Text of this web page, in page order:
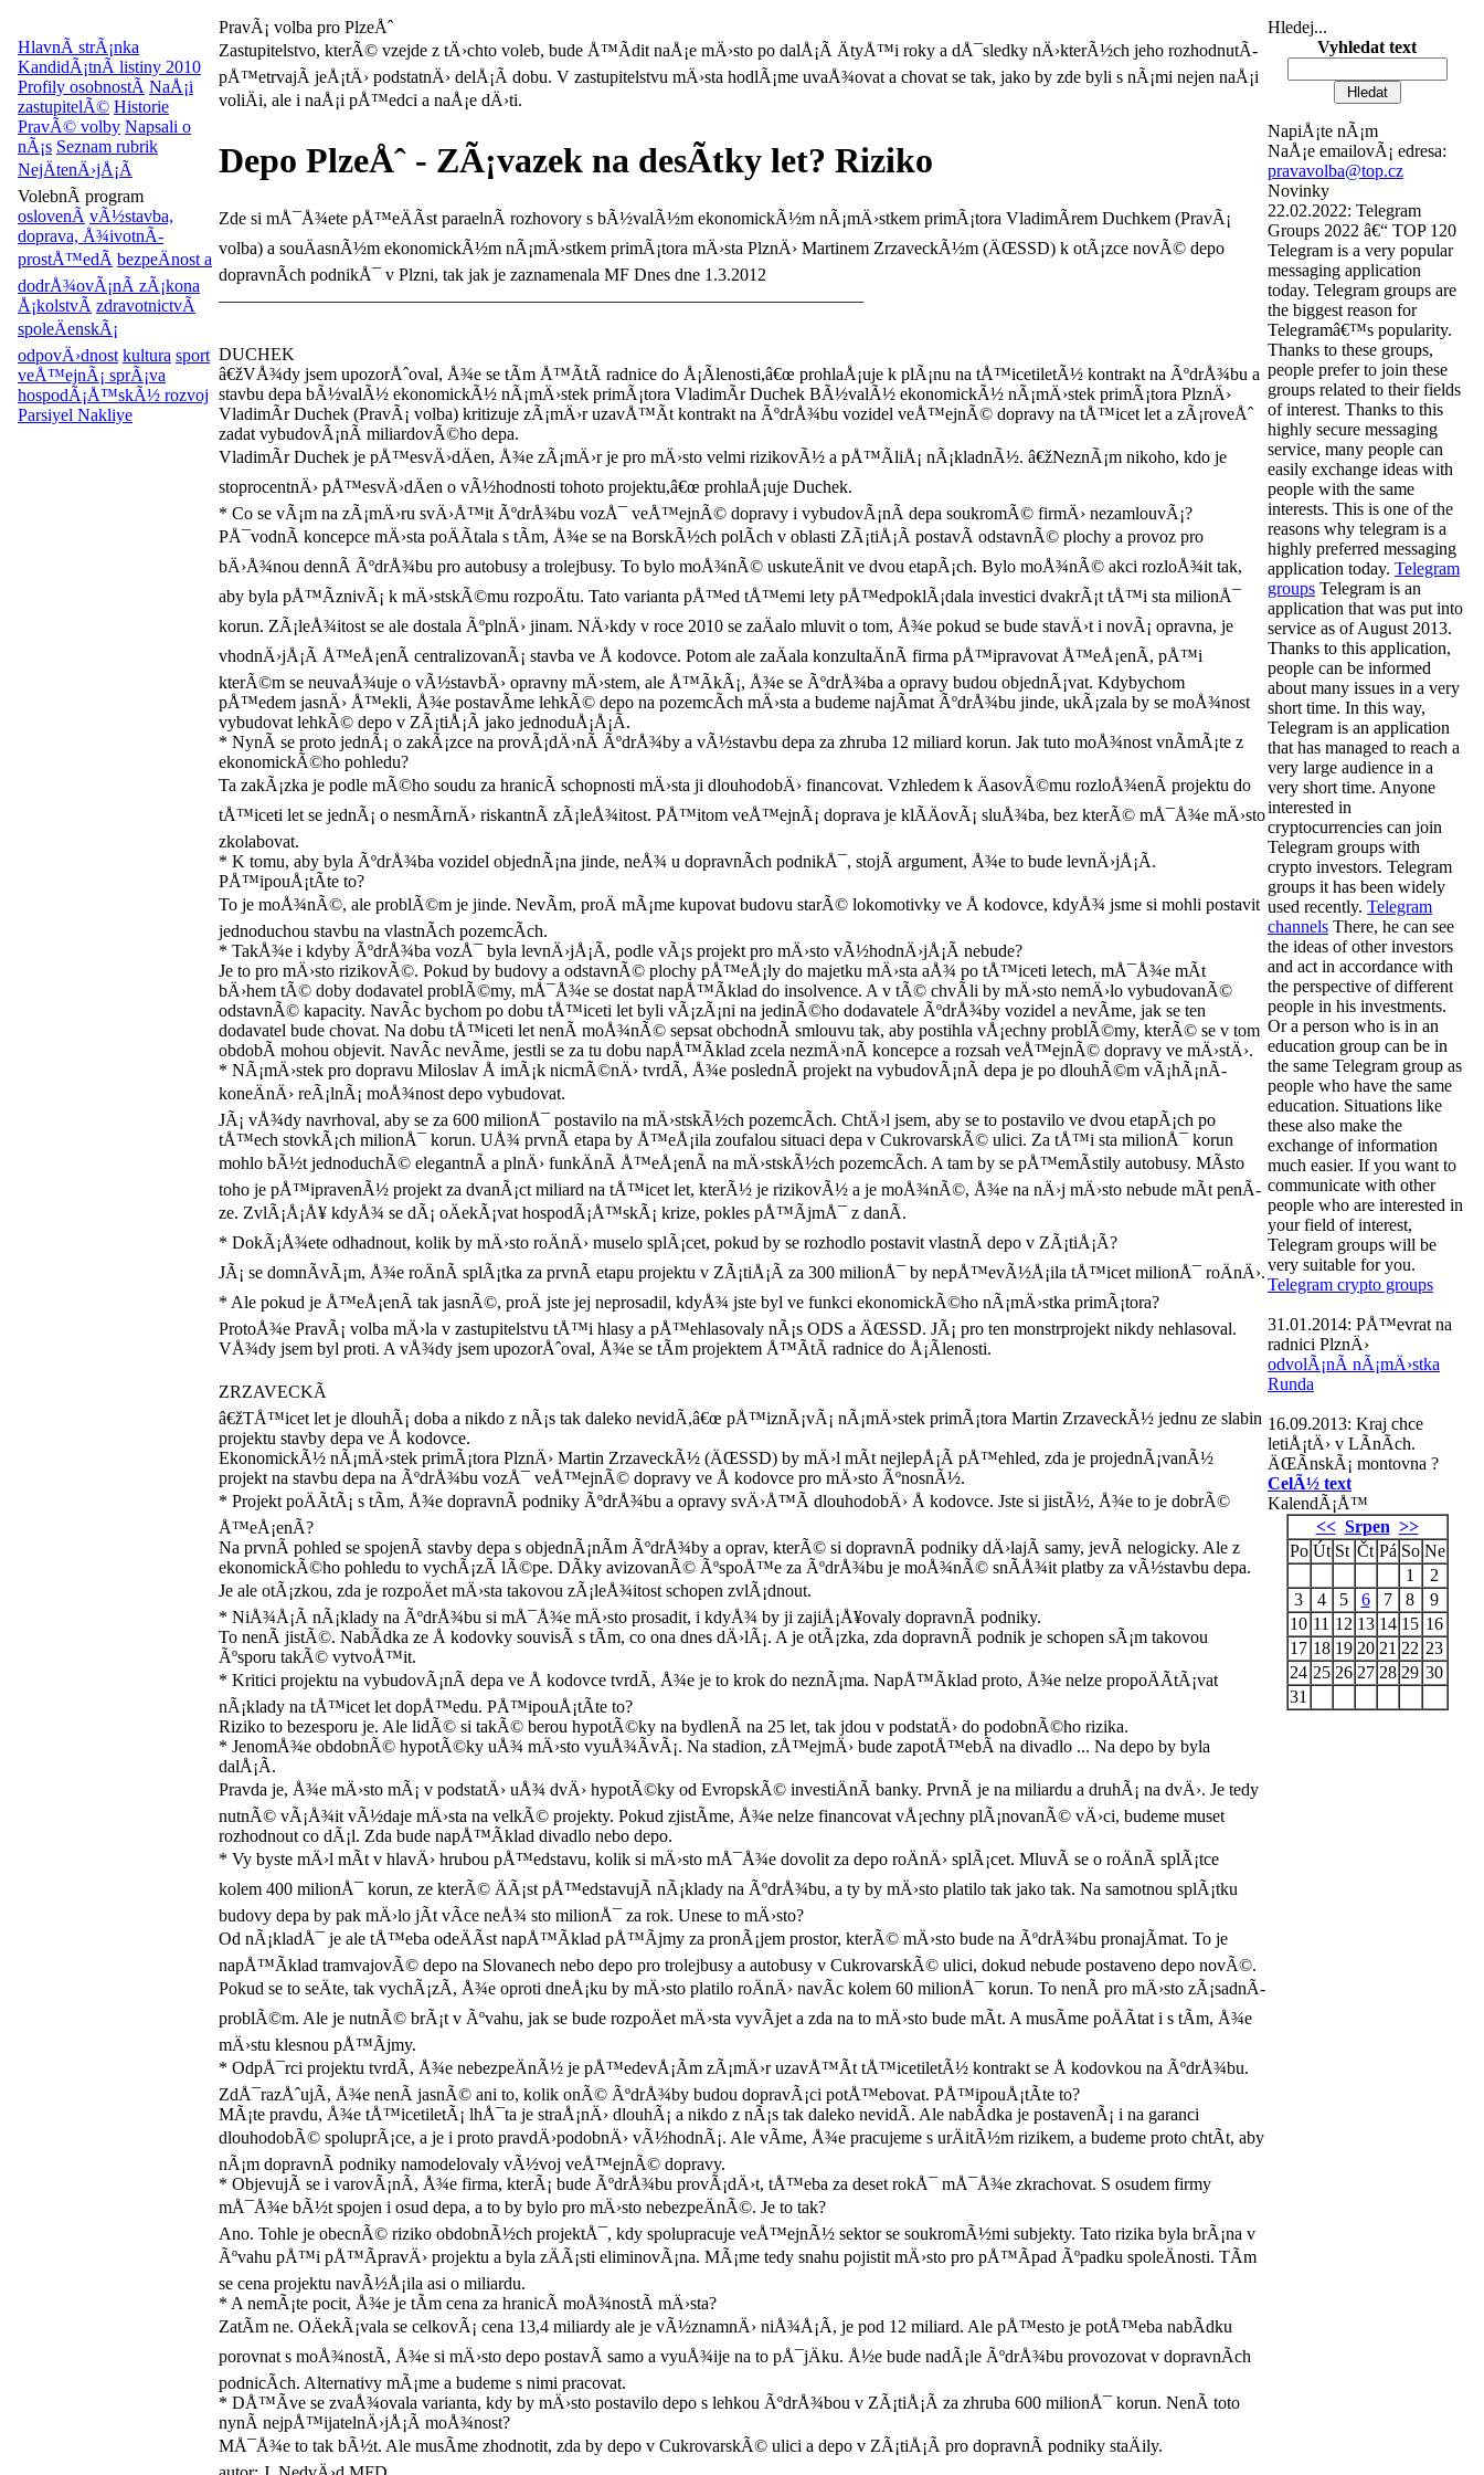
HlavnÃ­ strÃ¡nka
KandidÃ¡tnÃ­ listiny 2010
Profily osobnostÃ­ NaÅ¡i
zastupitelÃ© Historie
PravÃ© volby Napsali o
nÃ¡s Seznam rubrik
NejÄtenÄ›jÅ¡Ã­
VolebnÃ­ program
oslovenÃ­ vÃ½stavba,
doprava, Å¾ivotnÃ­
prostÅ™edÃ­ bezpeÄnost a
dodrÅ¾ovÃ¡nÃ­ zÃ¡kona
Å¡kolstvÃ­ zdravotnictvÃ­
spoleÄenskÃ¡
odpovÄ›dnost kultura sport
veÅ™ejnÃ¡ sprÃ¡va
hospodÃ¡Å™skÃ½ rozvoj
Parsiyel Nakliye
PravÃ¡ volba pro PlzeÅˆ
Zastupitelstvo, kterÃ© vzejde z tÄ›chto voleb, bude Å™Ã­dit naÅ¡e mÄ›sto po dalÅ¡Ã­ ÄtyÅ™i roky a dÅ¯sledky nÄ›kterÃ½ch jeho rozhodnutÃ­
pÅ™etrvajÃ­ jeÅ¡tÄ› podstatnÄ› delÅ¡Ã­ dobu. V zastupitelstvu mÄ›sta hodlÃ¡me uvaÅ¾ovat a chovat se tak, jako by zde byli s nÃ¡mi nejen naÅ¡i
voliÄi, ale i naÅ¡i pÅ™edci a naÅ¡e dÄ›ti.
Depo PlzeÅˆ - ZÃ¡vazek na desÃ­tky let? Riziko
Zde si mÅ¯Å¾ete pÅ™eÄÃ­st paraelnÃ­ rozhovory s bÃ½valÃ½m ekonomickÃ½m nÃ¡mÄ›stkem primÃ¡tora VladimÃ­rem Duchkem (PravÃ¡
volba) a souÄasnÃ½m ekonomickÃ½m nÃ¡mÄ›stkem primÃ¡tora mÄ›sta PlznÄ› Martinem ZrzaveckÃ½m (ÄŒSSD) k otÃ¡zce novÃ© depo
dopravnÃ­ch podnikÅ¯ v Plzni, tak jak je zaznamenala MF Dnes dne 1.3.2012
DUCHEK
â€žVÅ¾dy jsem upozorÅˆoval, Å¾e se tÃ­m Å™Ã­tÃ­ radnice do Å¡Ã­lenosti,â€œ prohlaÅ¡uje k plÃ¡nu na tÅ™icetiletÃ½ kontrakt na ÃºdrÅ¾bu a
stavbu depa bÃ½valÃ½ ekonomickÃ½ nÃ¡mÄ›stek primÃ¡tora VladimÃ­r Duchek BÃ½valÃ½ ekonomickÃ½ nÃ¡mÄ›stek primÃ¡tora PlznÄ›
VladimÃ­r Duchek (PravÃ¡ volba) kritizuje zÃ¡mÄ›r uzavÅ™Ã­t kontrakt na ÃºdrÅ¾bu vozidel veÅ™ejnÃ© dopravy na tÅ™icet let a zÃ¡roveÅˆ
zadat vybudovÃ¡nÃ­ miliardovÃ©ho depa.
VladimÃ­r Duchek je pÅ™esvÄ›dÄen, Å¾e zÃ¡mÄ›r je pro mÄ›sto velmi rizikovÃ½ a pÅ™Ã­liÅ¡ nÃ¡kladnÃ½. â€žNeznÃ¡m nikoho, kdo je
stoprocentnÄ› pÅ™esvÄ›dÄen o vÃ½hodnosti tohoto projektu,â€œ prohlaÅ¡uje Duchek.
* Co se vÃ¡m na zÃ¡mÄ›ru svÄ›Å™it ÃºdrÅ¾bu vozÅ¯ veÅ™ejnÃ© dopravy i vybudovÃ¡nÃ­ depa soukromÃ© firmÄ› nezamlouvÃ¡?
PÅ¯vodnÃ­ koncepce mÄ›sta poÄÃ­tala s tÃ­m, Å¾e se na BorskÃ½ch polÃ­ch v oblasti ZÃ¡tiÅ¡Ã­ postavÃ­ odstavnÃ© plochy a provoz pro
bÄ›Å¾nou dennÃ­ ÃºdrÅ¾bu pro autobusy a trolejbusy. To bylo moÅ¾nÃ© uskuteÄnit ve dvou etapÃ¡ch. Bylo moÅ¾nÃ© akci rozloÅ¾it tak,
aby byla pÅ™Ã­znivÃ¡ k mÄ›stskÃ©mu rozpoÄtu. Tato varianta pÅ™ed tÅ™emi lety pÅ™edpoklÃ¡dala investici dvakrÃ¡t tÅ™i sta milionÅ¯
korun. ZÃ¡leÅ¾itost se ale dostala ÃºplnÄ› jinam. NÄ›kdy v roce 2010 se zaÄalo mluvit o tom, Å¾e pokud se bude stavÄ›t i novÃ¡ opravna, je
vhodnÄ›jÅ¡Ã­ Å™eÅ¡enÃ­ centralizovanÃ¡ stavba ve Å kodovce. Potom ale zaÄala konzultaÄnÃ­ firma pÅ™ipravovat Å™eÅ¡enÃ­, pÅ™i
kterÃ©m se neuvaÅ¾uje o vÃ½stavbÄ› opravny mÄ›stem, ale Å™Ã­kÃ¡, Å¾e se ÃºdrÅ¾ba a opravy budou objednÃ¡vat. Kdybychom
pÅ™edem jasnÄ› Å™ekli, Å¾e postavÃ­me lehkÃ© depo na pozemcÃ­ch mÄ›sta a budeme najÃ­mat ÃºdrÅ¾bu jinde, ukÃ¡zala by se moÅ¾nost
vybudovat lehkÃ© depo v ZÃ¡tiÅ¡Ã­ jako jednoduÅ¡Å¡Ã­.
* NynÃ­ se proto jednÃ¡ o zakÃ¡zce na provÃ¡dÄ›nÃ­ ÃºdrÅ¾by a vÃ½stavbu depa za zhruba 12 miliard korun. Jak tuto moÅ¾nost vnÃ­mÃ¡te z
ekonomickÃ©ho pohledu?
Ta zakÃ¡zka je podle mÃ©ho soudu za hranicÃ­ schopnosti mÄ›sta ji dlouhodobÄ› financovat. Vzhledem k ÄasovÃ©mu rozloÅ¾enÃ­ projektu do
tÅ™iceti let se jednÃ¡ o nesmÃ­rnÄ› riskantnÃ­ zÃ¡leÅ¾itost. PÅ™itom veÅ™ejnÃ¡ doprava je klÃ­ÄovÃ¡ sluÅ¾ba, bez kterÃ© mÅ¯Å¾e mÄ›sto
zkolabovat.
* K tomu, aby byla ÃºdrÅ¾ba vozidel objednÃ¡na jinde, neÅ¾ u dopravnÃ­ch podnikÅ¯, stojÃ­ argument, Å¾e to bude levnÄ›jÅ¡Ã­.
PÅ™ipouÅ¡tÃ­te to?
To je moÅ¾nÃ©, ale problÃ©m je jinde. NevÃ­m, proÄ mÃ¡me kupovat budovu starÃ© lokomotivky ve Å kodovce, kdyÅ¾ jsme si mohli postavit
jednoduchou stavbu na vlastnÃ­ch pozemcÃ­ch.
* TakÅ¾e i kdyby ÃºdrÅ¾ba vozÅ¯ byla levnÄ›jÅ¡Ã­, podle vÃ¡s projekt pro mÄ›sto vÃ½hodnÄ›jÅ¡Ã­ nebude?
Je to pro mÄ›sto rizikovÃ©. Pokud by budovy a odstavnÃ© plochy pÅ™eÅ¡ly do majetku mÄ›sta aÅ¾ po tÅ™iceti letech, mÅ¯Å¾e mÃ­t
bÄ›hem tÃ© doby dodavatel problÃ©my, mÅ¯Å¾e se dostat napÅ™Ã­klad do insolvence. A v tÃ© chvÃ­li by mÄ›sto nemÄ›lo vybudovanÃ©
odstavnÃ© kapacity. NavÃ­c bychom po dobu tÅ™iceti let byli vÃ¡zÃ¡ni na jedinÃ©ho dodavatele ÃºdrÅ¾by vozidel a nevÃ­me, jak se ten
dodavatel bude chovat. Na dobu tÅ™iceti let nenÃ­ moÅ¾nÃ© sepsat obchodnÃ­ smlouvu tak, aby postihla vÅ¡echny problÃ©my, kterÃ© se v tom
obdobÃ­ mohou objevit. NavÃ­c nevÃ­me, jestli se za tu dobu napÅ™Ã­klad zcela nezmÄ›nÃ­ koncepce a rozsah veÅ™ejnÃ© dopravy ve mÄ›stÄ›.
* NÃ¡mÄ›stek pro dopravu Miloslav Å imÃ¡k nicmÃ©nÄ› tvrdÃ­, Å¾e poslednÃ­ projekt na vybudovÃ¡nÃ­ depa je po dlouhÃ©m vÃ¡hÃ¡nÃ­
koneÄnÄ› reÃ¡lnÃ¡ moÅ¾nost depo vybudovat.
JÃ¡ vÅ¾dy navrhoval, aby se za 600 milionÅ¯ postavilo na mÄ›stskÃ½ch pozemcÃ­ch. ChtÄ›l jsem, aby se to postavilo ve dvou etapÃ¡ch po
tÅ™ech stovkÃ¡ch milionÅ¯ korun. UÅ¾ prvnÃ­ etapa by Å™eÅ¡ila zoufalou situaci depa v CukrovarskÃ© ulici. Za tÅ™i sta milionÅ¯ korun
mohlo bÃ½t jednoduchÃ© elegantnÃ­ a plnÄ› funkÄnÃ­ Å™eÅ¡enÃ­ na mÄ›stskÃ½ch pozemcÃ­ch. A tam by se pÅ™emÃ­stily autobusy. MÃ­sto
toho je pÅ™ipravenÃ½ projekt za dvanÃ¡ct miliard na tÅ™icet let, kterÃ½ je rizikovÃ½ a je moÅ¾nÃ©, Å¾e na nÄ›j mÄ›sto nebude mÃ­t penÃ­
ze. ZvlÃ¡Å¡Å¥ kdyÅ¾ se dÃ¡ oÄekÃ¡vat hospodÃ¡Å™skÃ¡ krize, pokles pÅ™Ã­jmÅ¯ z danÃ­.
* DokÃ¡Å¾ete odhadnout, kolik by mÄ›sto roÄnÄ› muselo splÃ¡cet, pokud by se rozhodlo postavit vlastnÃ­ depo v ZÃ¡tiÅ¡Ã­?
JÃ¡ se domnÃ­vÃ¡m, Å¾e roÄnÃ­ splÃ¡tka za prvnÃ­ etapu projektu v ZÃ¡tiÅ¡Ã­ za 300 milionÅ¯ by nepÅ™evÃ½Å¡ila tÅ™icet milionÅ¯ roÄnÄ›.
* Ale pokud je Å™eÅ¡enÃ­ tak jasnÃ©, proÄ jste jej neprosadil, kdyÅ¾ jste byl ve funkci ekonomickÃ©ho nÃ¡mÄ›stka primÃ¡tora?
ProtoÅ¾e PravÃ¡ volba mÄ›la v zastupitelstvu tÅ™i hlasy a pÅ™ehlasovaly nÃ¡s ODS a ÄŒSSD. JÃ¡ pro ten monstrprojekt nikdy nehlasoval.
VÅ¾dy jsem byl proti. A vÅ¾dy jsem upozorÅˆoval, Å¾e se tÃ­m projektem Å™Ã­tÃ­ radnice do Å¡Ã­lenosti.
ZRZAVECKÃ
â€žTÅ™icet let je dlouhÃ¡ doba a nikdo z nÃ¡s tak daleko nevidÃ­,â€œ pÅ™iznÃ¡vÃ¡ nÃ¡mÄ›stek primÃ¡tora Martin ZrzaveckÃ½ jednu ze slabin
projektu stavby depa ve Å kodovce.
EkonomickÃ½ nÃ¡mÄ›stek primÃ¡tora PlznÄ› Martin ZrzaveckÃ½ (ÄŒSSD) by mÄ›l mÃ­t nejlepÅ¡Ã­ pÅ™ehled, zda je projednÃ¡vanÃ½
projekt na stavbu depa na ÃºdrÅ¾bu vozÅ¯ veÅ™ejnÃ© dopravy ve Å kodovce pro mÄ›sto ÃºnosnÃ½.
* Projekt poÄÃ­tÃ¡ s tÃ­m, Å¾e dopravnÃ­ podniky ÃºdrÅ¾bu a opravy svÄ›Å™Ã­ dlouhodobÄ› Å kodovce. Jste si jistÃ½, Å¾e to je dobrÃ©
Å™eÅ¡enÃ­?
Na prvnÃ­ pohled se spojenÃ­ stavby depa s objednÃ¡nÃ­m ÃºdrÅ¾by a oprav, kterÃ© si dopravnÃ­ podniky dÄ›lajÃ­ samy, jevÃ­ nelogicky. Ale z
ekonomickÃ©ho pohledu to vychÃ¡zÃ­ lÃ©pe. DÃ­ky avizovanÃ© ÃºspoÅ™e za ÃºdrÅ¾bu je moÅ¾nÃ© snÃ­Å¾it platby za vÃ½stavbu depa.
Je ale otÃ¡zkou, zda je rozpoÄet mÄ›sta takovou zÃ¡leÅ¾itost schopen zvlÃ¡dnout.
* NiÅ¾Å¡Ã­ nÃ¡klady na ÃºdrÅ¾bu si mÅ¯Å¾e mÄ›sto prosadit, i kdyÅ¾ by ji zajiÅ¡Å¥ovaly dopravnÃ­ podniky.
To nenÃ­ jistÃ©. NabÃ­dka ze Å kodovky souvisÃ­ s tÃ­m, co ona dnes dÄ›lÃ¡. A je otÃ¡zka, zda dopravnÃ­ podnik je schopen sÃ¡m takovou
Ãºsporu takÃ© vytvoÅ™it.
* Kritici projektu na vybudovÃ¡nÃ­ depa ve Å kodovce tvrdÃ­, Å¾e je to krok do neznÃ¡ma. NapÅ™Ã­klad proto, Å¾e nelze propoÄÃ­tÃ¡vat
nÃ¡klady na tÅ™icet let dopÅ™edu. PÅ™ipouÅ¡tÃ­te to?
Riziko to bezesporu je. Ale lidÃ© si takÃ© berou hypotÃ©ky na bydlenÃ­ na 25 let, tak jdou v podstatÄ› do podobnÃ©ho rizika.
* JenomÅ¾e obdobnÃ© hypotÃ©ky uÅ¾ mÄ›sto vyuÅ¾Ã­vÃ¡. Na stadion, zÅ™ejmÄ› bude zapotÅ™ebÃ­ na divadlo ... Na depo by byla
dalÅ¡Ã­.
Pravda je, Å¾e mÄ›sto mÃ¡ v podstatÄ› uÅ¾ dvÄ› hypotÃ©ky od EvropskÃ© investiÄnÃ­ banky. PrvnÃ­ je na miliardu a druhÃ¡ na dvÄ›. Je tedy
nutnÃ© vÃ¡Å¾it vÃ½daje mÄ›sta na velkÃ© projekty. Pokud zjistÃ­me, Å¾e nelze financovat vÅ¡echny plÃ¡novanÃ© vÄ›ci, budeme muset
rozhodnout co dÃ¡l. Zda bude napÅ™Ã­klad divadlo nebo depo.
* Vy byste mÄ›l mÃ­t v hlavÄ› hrubou pÅ™edstavu, kolik si mÄ›sto mÅ¯Å¾e dovolit za depo roÄnÄ› splÃ¡cet. MluvÃ­ se o roÄnÃ­ splÃ¡tce
kolem 400 milionÅ¯ korun, ze kterÃ© ÄÃ¡st pÅ™edstavujÃ­ nÃ¡klady na ÃºdrÅ¾bu, a ty by mÄ›sto platilo tak jako tak. Na samotnou splÃ¡tku
budovy depa by pak mÄ›lo jÃ­t vÃ­ce neÅ¾ sto milionÅ¯ za rok. Unese to mÄ›sto?
Od nÃ¡kladÅ¯ je ale tÅ™eba odeÄÃ­st napÅ™Ã­klad pÅ™Ã­jmy za pronÃ¡jem prostor, kterÃ© mÄ›sto bude na ÃºdrÅ¾bu pronajÃ­mat. To je
napÅ™Ã­klad tramvajovÃ© depo na Slovanech nebo depo pro trolejbusy a autobusy v CukrovarskÃ© ulici, dokud nebude postaveno depo novÃ©.
Pokud se to seÄte, tak vychÃ¡zÃ­, Å¾e oproti dneÅ¡ku by mÄ›sto platilo roÄnÄ› navÃ­c kolem 60 milionÅ¯ korun. To nenÃ­ pro mÄ›sto zÃ¡sadnÃ­
problÃ©m. Ale je nutnÃ© brÃ¡t v Ãºvahu, jak se bude rozpoÄet mÄ›sta vyvÃ­jet a zda na to mÄ›sto bude mÃ­t. A musÃ­me poÄÃ­tat i s tÃ­m, Å¾e
mÄ›stu klesnou pÅ™Ã­jmy.
* OdpÅ¯rci projektu tvrdÃ­, Å¾e nebezpeÄnÃ½ je pÅ™edevÅ¡Ã­m zÃ¡mÄ›r uzavÅ™Ã­t tÅ™icetiletÃ½ kontrakt se Å kodovkou na ÃºdrÅ¾bu.
ZdÅ¯razÅˆujÃ­, Å¾e nenÃ­ jasnÃ© ani to, kolik onÃ© ÃºdrÅ¾by budou dopravÃ¡ci potÅ™ebovat. PÅ™ipouÅ¡tÃ­te to?
MÃ¡te pravdu, Å¾e tÅ™icetiletÃ¡ lhÅ¯ta je straÅ¡nÄ› dlouhÃ¡ a nikdo z nÃ¡s tak daleko nevidÃ­. Ale nabÃ­dka je postavenÃ¡ i na garanci
dlouhodobÃ© spoluprÃ¡ce, a je i proto pravdÄ›podobnÄ› vÃ½hodnÃ¡. Ale vÃ­me, Å¾e pracujeme s urÄitÃ½m rizikem, a budeme proto chtÃ­t, aby
nÃ¡m dopravnÃ­ podniky namodelovaly vÃ½voj veÅ™ejnÃ© dopravy.
* ObjevujÃ­ se i varovÃ¡nÃ­, Å¾e firma, kterÃ¡ bude ÃºdrÅ¾bu provÃ¡dÄ›t, tÅ™eba za deset rokÅ¯ mÅ¯Å¾e zkrachovat. S osudem firmy
mÅ¯Å¾e bÃ½t spojen i osud depa, a to by bylo pro mÄ›sto nebezpeÄnÃ©. Je to tak?
Ano. Tohle je obecnÃ© riziko obdobnÃ½ch projektÅ¯, kdy spolupracuje veÅ™ejnÃ½ sektor se soukromÃ½mi subjekty. Tato rizika byla brÃ¡na v
Ãºvahu pÅ™i pÅ™Ã­pravÄ› projektu a byla zÄÃ¡sti eliminovÃ¡na. MÃ¡me tedy snahu pojistit mÄ›sto pro pÅ™Ã­pad Ãºpadku spoleÄnosti. TÃ­m
se cena projektu navÃ½Å¡ila asi o miliardu.
* A nemÃ¡te pocit, Å¾e je tÃ­m cena za hranicÃ­ moÅ¾nostÃ­ mÄ›sta?
ZatÃ­m ne. OÄekÃ¡vala se celkovÃ¡ cena 13,4 miliardy ale je vÃ½znamnÄ› niÅ¾Å¡Ã­, je pod 12 miliard. Ale pÅ™esto je potÅ™eba nabÃ­dku
porovnat s moÅ¾nostÃ­, Å¾e si mÄ›sto depo postavÃ­ samo a vyuÅ¾ije na to pÅ¯jÄku. Å½e bude nadÃ¡le ÃºdrÅ¾bu provozovat v dopravnÃ­ch
podnicÃ­ch. Alternativy mÃ¡me a budeme s nimi pracovat.
* DÅ™Ã­ve se zvaÅ¾ovala varianta, kdy by mÄ›sto postavilo depo s lehkou ÃºdrÅ¾bou v ZÃ¡tiÅ¡Ã­ za zhruba 600 milionÅ¯ korun. NenÃ­ toto
nynÃ­ nejpÅ™ijatelnÄ›jÅ¡Ã­ moÅ¾nost?
MÅ¯Å¾e to tak bÃ½t. Ale musÃ­me zhodnotit, zda by depo v CukrovarskÃ© ulici a depo v ZÃ¡tiÅ¡Ã­ pro dopravnÃ­ podniky staÄily.
Hledej...
Vyhledat text
NapiÅ¡te nÃ¡m
NaÅ¡e emailovÃ¡ edresa:
pravavolba@top.cz
Novinky
22.02.2022: Telegram
Groups 2022 â€“ TOP 120
Telegram is a very popular
messaging application
today. Telegram groups are
the biggest reason for
Telegramâ€™s popularity.
Thanks to these groups,
people prefer to join these
groups related to their fields
of interest. Thanks to this
highly secure messaging
service, many people can
easily exchange ideas with
people with the same
interests. This is one of the
reasons why telegram is a
highly preferred messaging
application today. Telegram
groups Telegram is an
application that was put into
service as of August 2013.
Thanks to this application,
people can be informed
about many issues in a very
short time. In this way,
Telegram is an application
that has managed to reach a
very large audience in a
very short time. Anyone
interested in
cryptocurrencies can join
Telegram groups with
crypto investors. Telegram
groups it has been widely
used recently. Telegram
channels There, he can see
the ideas of other investors
and act in accordance with
the perspective of different
people in his investments.
Or a person who is in an
education group can be in
the same Telegram group as
people who have the same
education. Situations like
these also make the
exchange of information
much easier. If you want to
communicate with other
people who are interested in
your field of interest,
Telegram groups will be
very suitable for you.
Telegram crypto groups
31.01.2014: PÅ™evrat na
radnici PlznÄ›
odvolÃ¡nÃ­ nÃ¡mÄ›stka
Runda
16.09.2013: Kraj chce
letiÅ¡tÄ› v LÃ­nÃ­ch.
ÄŒÃ­nskÃ¡ montovna ?
CelÃ½ text
KalendÃ¡Å™
<< Srpen >>
Po Út St Čt Pá So Ne
1
2
3
4 5 6 7 8
9
10 11 12 13 14 15 16
17 18 19 20 21 22 23
24 25 26 27 28 29 30
31